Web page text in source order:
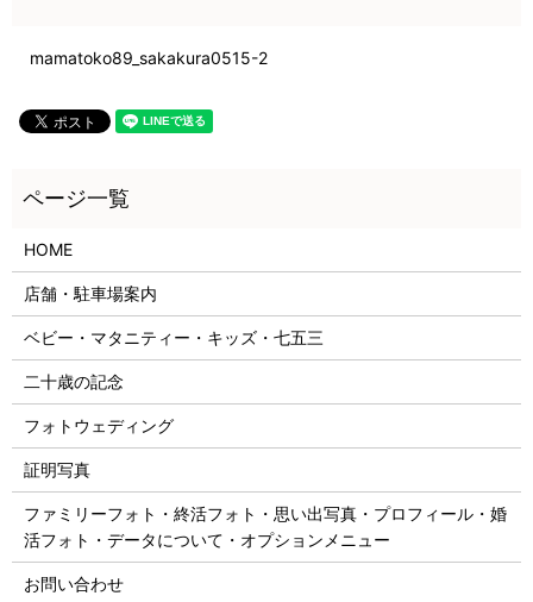
mamatoko89_sakakura0515-2
HOME
店舗・駐車場案内
ベビー・マタニティー・キッズ・七五三
二十歳の記念
フォトウェディング
証明写真
ファミリーフォト・終活フォト・思い出写真・プロフィール・婚
活フォト・データについて・オプションメニュー
お問い合わせ